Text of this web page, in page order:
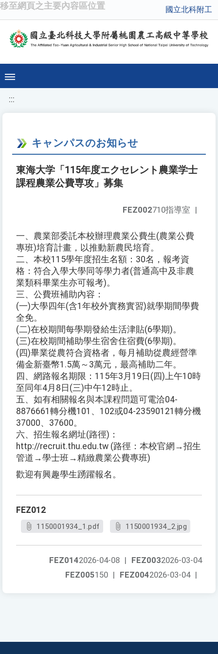
移至網頁之主要內容區位置 國立北科附工
:::
キャンパスのお知らせ
東海大学「115年度エクセレント農業学士
課程農業公費専攻」募集
FEZ002710指導室 |
一、農業部委託本校辦理農業公費生(農業公費
專班)培育計畫，以推動新農民培育。
二、本校115學年度招生名額：30名，報考資
格：符合入學大學同等學力者(普通高中及非農
業類科畢業生亦可報考)。
三、公費班補助內容：
(一)大學四年(含1年校外實務實習)就學期間學費
全免。
(二)在校期間每學期發給生活津貼(6學期)。
(三)在校期間補助學生宿舍住宿費(6學期)。
(四)畢業從農符合資格者，每月補助從農經營準
備金新臺幣1.5萬～3萬元，最高補助二年。
四、網路報名期限：115年3月19日(四)上午10時
至同年4月8日(三)中午12時止。
五、如有相關報名與本課程問題可電洽04-
8876661轉分機101、102或04-23590121轉分機
37000、37600。
六、招生報名網址(路徑)：
http://recruit.thu.edu.tw (路徑：本校官網→招生
管道→學士班→精緻農業公費專班)
歡迎有興趣學生踴躍報名。
FEZ012
1150001934_1.pdf 1150001934_2.jpg
FEZ0032026-03-04
FEZ0142026-04-08 |
FEZ0042026-03-04 |
FEZ005150 |